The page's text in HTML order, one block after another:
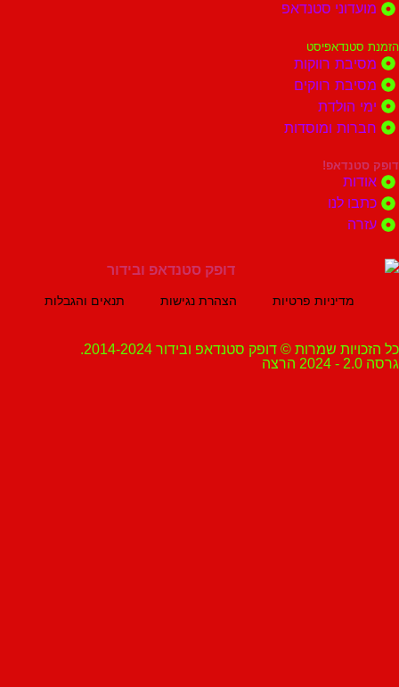
סטנדאפ
רווקות
רווקים
ומוסדות
לנו
מדיניות פרטיות הצהרת נגישות תנאים והגבלות
שמרות © דופק סטנדאפ ובידור 2014-2024.